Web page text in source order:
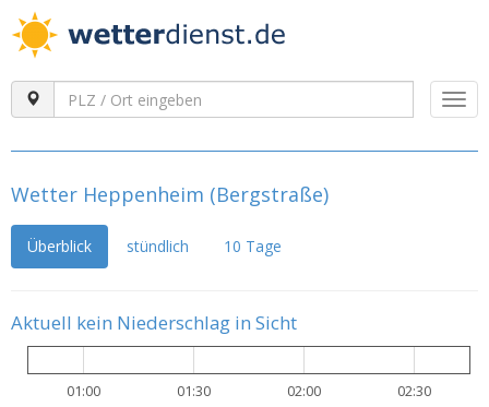
Wetter Heppenheim (Bergstraße)
Überblick stündlich 10 Tage
Aktuell kein Niederschlag in Sicht
01:00 01:30 02:00 02:30